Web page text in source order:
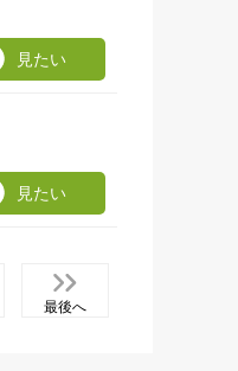
見たい
見たい
最後へ